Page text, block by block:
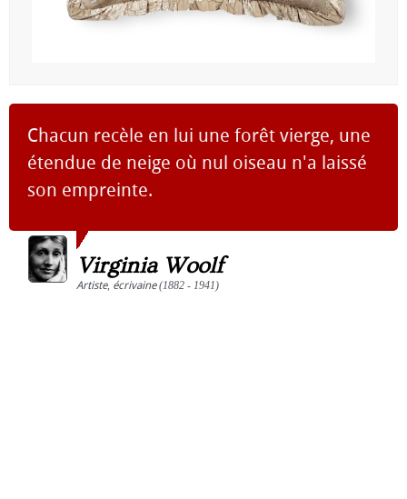
Chacun recèle en lui une forêt vierge, une
étendue de neige où nul oiseau n'a laissé
son empreinte.
Virginia Woolf
Artiste, écrivaine(1882 - 1941)